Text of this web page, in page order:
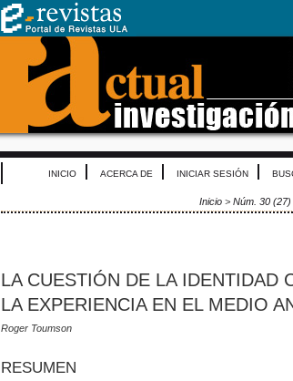
INICIO ACERCA DE INICIAR SESIÓN
Inicio > Núm. 30 (27)
LA CUESTIÓN DE LA IDENTIDAD
LA EXPERIENCIA EN EL MEDIO
Roger Toumson
RESUMEN